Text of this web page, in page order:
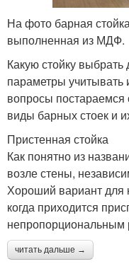
На фото барная
выполненная из МДФ.
Какую стойку выбрать
параметры учитывать
вопросы постараемся
виды барных стоек и
Пристенная стойка
Как понятно из
возле стены,
Хороший вариант для
когда приходится
непропорциональным
читать дальше →